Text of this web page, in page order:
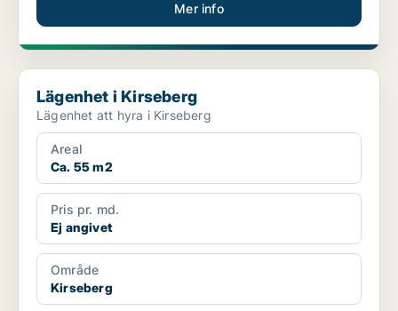
Mer info
Lägenhet i Kirseberg
Lägenhet i Kirseberg
Lägenhet att hyra i Kirseberg
Areal
Ca. 55 m2
Pris pr. md.
Ej angivet
Område
Kirseberg